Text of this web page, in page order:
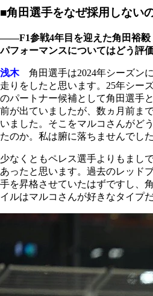
■角田選手をなぜ採用しない
――F1参戦4年目を迎えた角田裕毅
パフォーマンスについてはどう評
浅木角田選手は2024年シーズン
走りをしたと思います。25年シー
のパートナー候補として角田選手
前が出ていましたが、数ヵ月前ま
いました。そこをマルコさんがど
たのか。私は腑に落ちませんでした
少なくともペレス選手よりもまし
あったと思います。過去のレッド
手を昇格させていたはずですし、
イルはマルコさんが好きなタイプ